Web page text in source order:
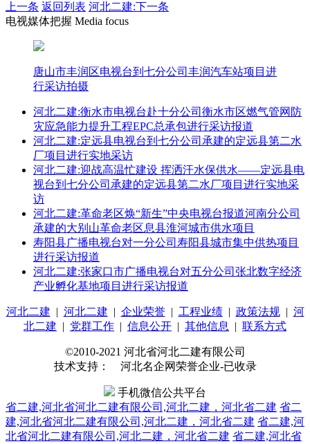
上一条 返回列表 河北二建:下一条
电视媒体把握 Media focus
唐山市丰润区电视台到七分公司丰润汽车站项目进
行采访拍摄
河北二建:衡水市电视台赴十分公司衡水市区燃气管网防
灾应急能力提升工程EPC总承包进行采访报道
河北二建:定远县电视台到七分公司承建的定远县第二水
厂项目进行实地采访
河北二建:迎战高温忙建设 挥洒汗水保供水——定远县电
视台到七分公司承建的定远县第二水厂项目进行实地采
访
河北二建:革命老区焕“新生”中央电视台报道河南分公司
承建的大别山革命老区息县淮河城市供水项目
寿阳县广播电视台对一分公司寿阳县城市集中供热项目
进行采访报道
河北二建:张家口市广播电视台对五分公司张北数字经济
产业孵化基地项目进行采访报道
河北二建 | 河北二建 | 企业荣誉| 工程业绩| 政策法规| 河
北二建 | 党群工作 | 信息公开 | 其他信息 | 联系方式
©2010-2021 河北省河北二建有限公司
技术支持： 河北名企网荣誉企业-已收录
手机微信公共平台
省二建,河北省河北二建有限公司,河北二建，河北省二建 省二
建,河北省河北二建有限公司,河北二建，河北省二建 省二建,河
北省河北二建有限公司,河北二建，河北省二建 省二建,河北省